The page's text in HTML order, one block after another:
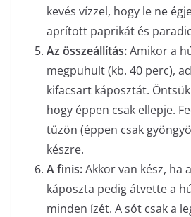
kevés vízzel, hogy le ne
aprított paprikát és
Az összeállítás:Amikor a
megpuhult (kb. 40 perc),
kifacsart káposztát.
hogy éppen csak ellepje.
tűzön (éppen csak
készre.
A finis:Akkor van kész, ha
káposzta pedig átvette a
minden ízét. A sót csak a